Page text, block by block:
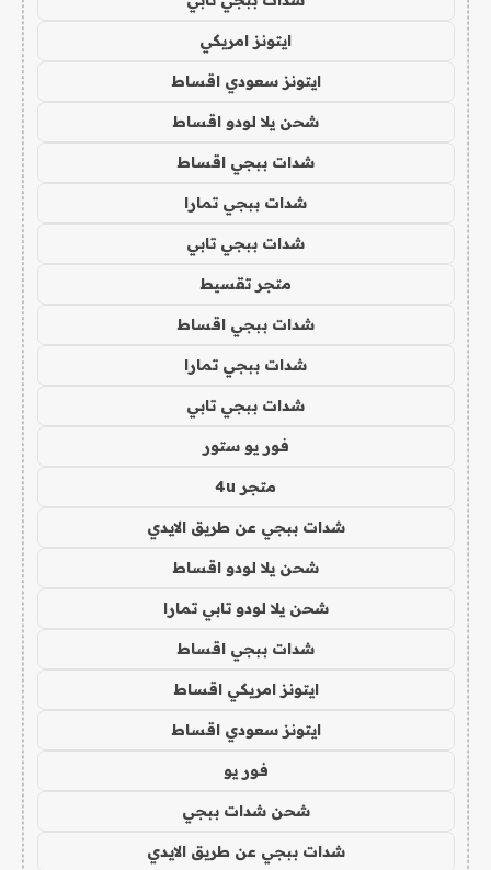
ايتونز امريكي
ايتونز سعودي اقساط
شحن يلا لودو اقساط
شدات ببجي اقساط
شدات ببجي تمارا
شدات ببجي تابي
متجر تقسيط
شدات ببجي اقساط
شدات ببجي تمارا
شدات ببجي تابي
فور يو ستور
متجر 4u
شدات ببجي عن طريق الايدي
شحن يلا لودو اقساط
شحن يلا لودو تابي تمارا
شدات ببجي اقساط
ايتونز امريكي اقساط
ايتونز سعودي اقساط
فور يو
شحن شدات ببجي
شدات ببجي عن طريق الايدي